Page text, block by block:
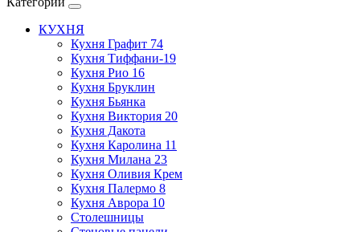
КУХНЯ
Кухня Графит 74
Кухня Тиффани-19
Кухня Рио 16
Кухня Бруклин
Кухня Бьянка
Кухня Виктория 20
Кухня Дакота
Кухня Каролина 11
Кухня Милана 23
Кухня Оливия Крем
Кухня Палермо 8
Кухня Аврора 10
Столешницы